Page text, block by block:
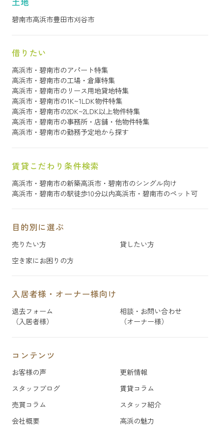
碧南市高浜市豊田市刈谷市
借りたい
高浜市・碧南市のアパート特集
高浜市・碧南市の工場・倉庫特集
高浜市・碧南市のリース用地貸地特集
高浜市・碧南市の1K~1LDK物件特集
高浜市・碧南市の2DK~2LDK以上物件特集
高浜市・碧南市の事務所・店舗・他物件特集
高浜市・碧南市の勤務予定地から探す
賃貸こだわり条件検索
高浜市・碧南市の新築高浜市・碧南市のシングル向け
高浜市・碧南市の駅徒歩10分以内高浜市・碧南市のペット可
目的別に選ぶ
売りたい方
貸したい方
空き家にお困りの方
入居者様・オーナー様向け
退去フォーム
（入居者様）
相談・お問い合わせ
（オーナー様）
コンテンツ
お客様の声
更新情報
スタッフブログ
賃貸コラム
売買コラム
スタッフ紹介
会社概要
高浜の魅力